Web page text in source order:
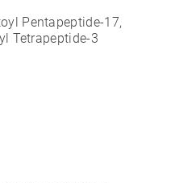
Pentapeptide-17,
Tetrapeptide-3